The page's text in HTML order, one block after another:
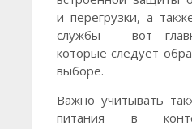
и перегрузки, а
службы – вот
которые следует
выборе.
Важно учитывать
питания в